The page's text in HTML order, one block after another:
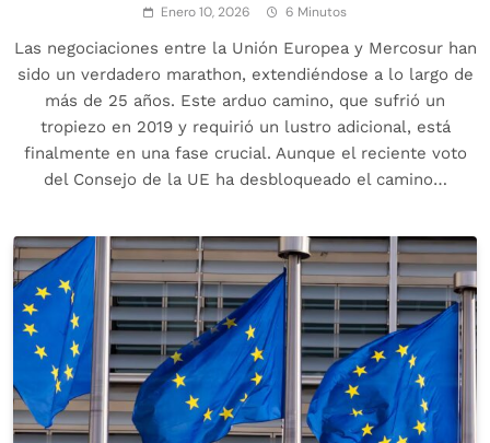
Enero 10, 2026 6 Minutos
Las negociaciones entre la Unión Europea y Mercosur han
sido un verdadero marathon, extendiéndose a lo largo de
más de 25 años. Este arduo camino, que sufrió un
tropiezo en 2019 y requirió un lustro adicional, está
finalmente en una fase crucial. Aunque el reciente voto
del Consejo de la UE ha desbloqueado el camino…